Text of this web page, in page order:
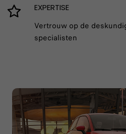
EXPERTISE
Vertrouw op de
specialisten